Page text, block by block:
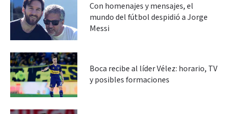
Con homenajes y mensajes, el
mundo del fútbol despidió a Jorge
Messi
Boca recibe al líder Vélez: horario, TV
y posibles formaciones